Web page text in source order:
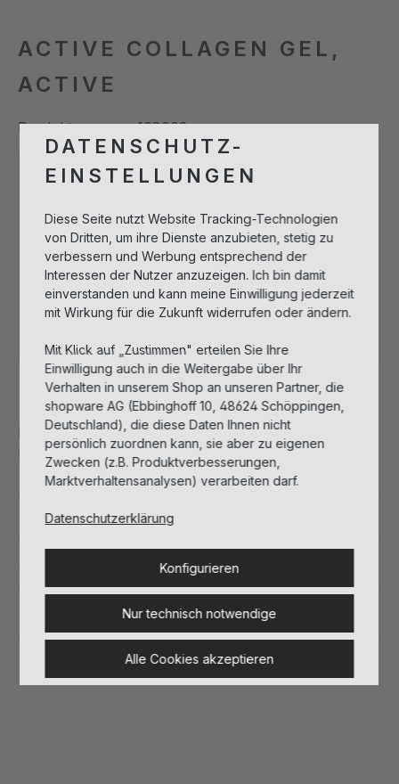
ACTIVE COLLAGEN GEL,
ACTIVE
Produktnummer:108002
den Warenkorb legen zu können.
Anmelden zum Einkaufen
Beschreibung
Intensives Anti-Aging Gel Konzentrat zur Klärung
und Beruhigung
Details
Herstellerinformationen
DATENSCHUTZ-
EINSTELLUNGEN
Diese Seite nutzt Website Tracking-Technologien
von Dritten, um ihre Dienste anzubieten, stetig zu
verbessern und Werbung entsprechend der
Interessen der Nutzer anzuzeigen. Ich bin damit
einverstanden und kann meine Einwilligung jederzeit
mit Wirkung für die Zukunft widerrufen oder ändern.
Mit Klick auf „Zustimmen" erteilen Sie Ihre
Einwilligung auch in die Weitergabe über Ihr
Verhalten in unserem Shop an unseren Partner, die
shopware AG (Ebbinghoff 10, 48624 Schöppingen,
Deutschland), die diese Daten Ihnen nicht
persönlich zuordnen kann, sie aber zu eigenen
Zwecken (z.B. Produktverbesserungen,
Marktverhaltensanalysen) verarbeiten darf.
Datenschutzerklärung
Konfigurieren
Nur technisch notwendige
Alle Cookies akzeptieren